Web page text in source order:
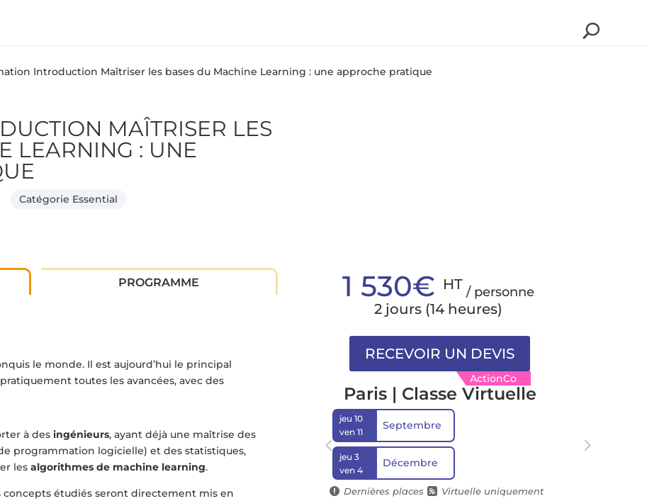
Introduction Maîtriser les bases du Machine Learning : une approche pratique
MAÎTRISER LES
LEARNING : UNE
Catégorie Essential
PROGRAMME
le monde. Il est aujourd’hui le principal
toutes les avancées, avec des
à desingénieurs, ayant déjà une maîtrise des
programmation logicielle) et des statistiques,
lesalgorithmes de machine learning.
concepts étudiés seront directement mis en
1 530€ HT / personne
2 jours (14 heures)
ActionCo
Paris | Classe Virtuelle
jeu 10
ven 11
Septembre
jeu 3
ven 4
Décembre
 Dernières places  Virtuelle uniquement